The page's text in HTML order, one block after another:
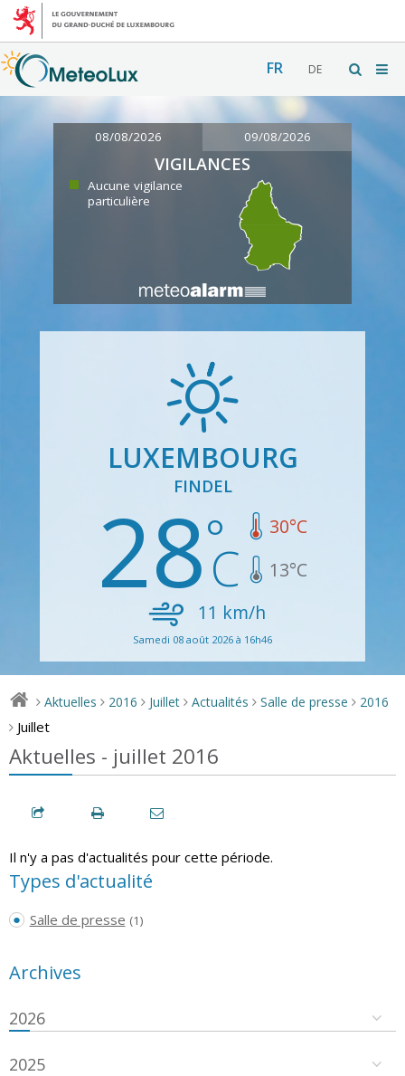
FR DE
08/08/2026 09/08/2026
VIGILANCES
Aucune vigilance
particulière
LUXEMBOURG
FINDEL
28 30°C
13°C
11 km/h
Samedi 08 août 2026 à 16h46
> Aktuelles > 2016 > Juillet > Actualités > Salle de presse > 2016
> Juillet
Aktuelles - juillet 2016
Il n'y a pas d'actualités pour cette période.
Types d'actualité
Salle de presse (1)
Archives
2026
2025